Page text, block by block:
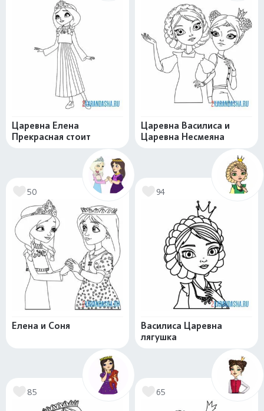
Царевна Елена
Прекрасная стоит
Царевна Василиса и
Царевна Несмеяна
50
Елена и Соня
94
Василиса Царевна
лягушка
85 65